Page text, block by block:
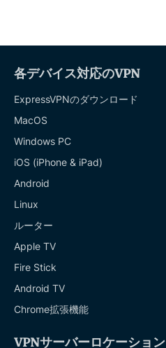
各デバイス対応のVPN
ExpressVPNのダウンロード
MacOS
Windows PC
iOS (iPhone & iPad)
Android
Linux
ルーター
Apple TV
Fire Stick
Android TV
Chrome拡張機能
VPNサーバーロケーション